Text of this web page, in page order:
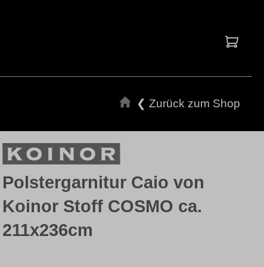
❮ Zurück zum Shop
Polstergarnitur Caio von
Koinor Stoff COSMO ca.
211x236cm